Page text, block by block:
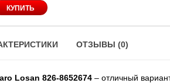
ОТЗЫВЫ (0)
Losan 826-8652674 – отличный